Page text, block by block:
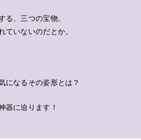
る、三つの宝物。
ていないのだとか。
になるその姿形とは？
器に迫ります！